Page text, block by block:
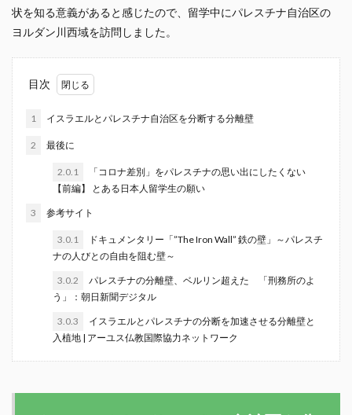
状を知る意義があると感じたので、留学中にパレスチナ自治区の
ヨルダン川西域を訪問しました。
目次
1 イスラエルとパレスチナ自治区を分断する分離壁
2 最後に
2.0.1
「コロナ差別」をパレスチナの思い出にしたくない
【前編】 とある日本人留学生の願い
3 参考サイト
3.0.1
ドキュメンタリー「”The Iron Wall” 鉄の壁」～パレスチ
ナの人びとの自由を阻む壁～
3.0.2
パレスチナの分離壁、ベルリン超えた 「刑務所のよ
う」：朝日新聞デジタル
3.0.3
イスラエルとパレスチナの分断を加速させる分離壁と
入植地 | アーユス仏教国際協力ネットワーク